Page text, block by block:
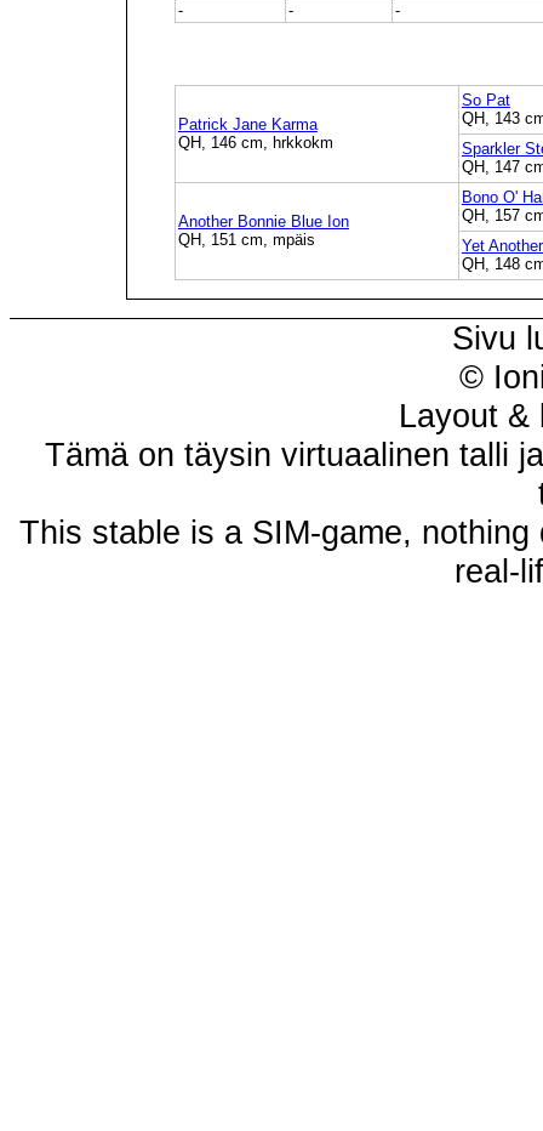
-
- -
Patrick Jane Karma
QH, 146 cm, hrkkokm
So Pat
QH, 143
Sparkler
QH, 147
Another Bonnie Blue Ion
QH, 151 cm, mpäis
Bono O'
QH, 157
Yet
QH, 148
Sivu
©
Layout &
Tämä on täysin virtuaalinen talli
This stable is a SIM-game,
real-